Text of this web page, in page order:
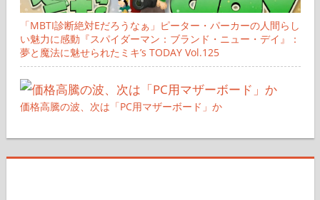
「MBTI診断絶対Eだろうなぁ」ピーター・パーカーの人間らし
い魅力に感動『スパイダーマン：ブランド・ニュー・デイ』：
夢と魔法に魅せられたミキ’s TODAY Vol.125
価格高騰の波、次は「PC用マザーボード」か